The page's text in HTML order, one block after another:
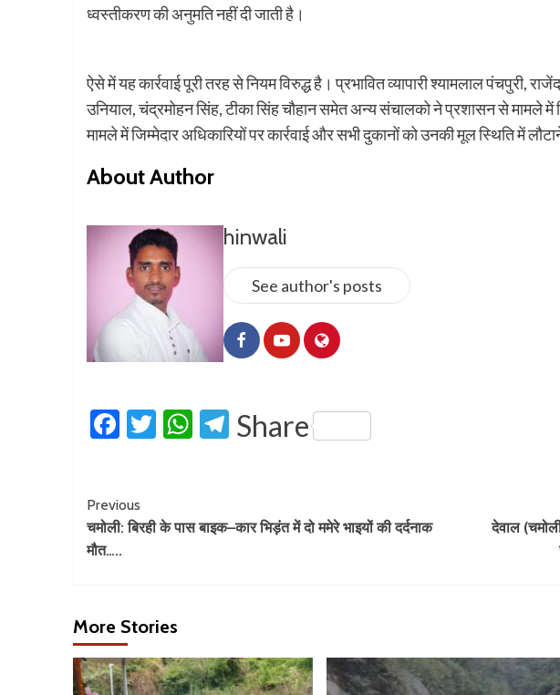
ध्वस्तीकरण की अनुमति नहीं दी जाती है।
ऐसे में यह कार्रवाई पूरी तरह से नियम विरुद्ध है। प्रभावित व्यापारी श्यामलाल पंचपुरी,
उनियाल, चंद्रमोहन सिंह, टीका सिंह चौहान समेत अन्य संचालको ने प्रशासन से मामले में
मामले में जिम्मेदार अधिकारियों पर कार्रवाई और सभी दुकानों को उनकी मूल स्थिति में
About Author
hinwali
See author's posts
Facebook
Twitter
WhatsApp
Telegram
Share
Previous
चमोली: बिरही के पास बाइक–कार भिड़ंत में दो ममेरे भाइयों की दर्दनाक
मौत…..
देवाल
More Stories